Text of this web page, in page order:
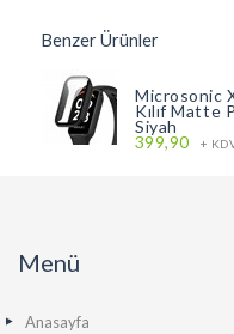
Benzer Ürünler
Microsonic
Kılıf Matte
Siyah
399,90 +
Menü
Anasayfa